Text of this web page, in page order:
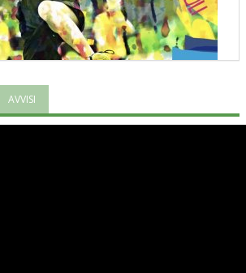
la relazione di Tiziano Pesce al CN Uisp
AVVISI